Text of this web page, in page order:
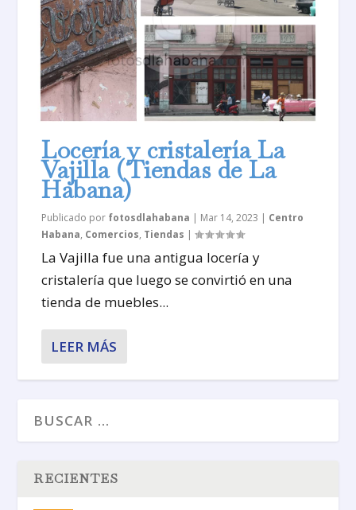
Locería y cristalería La
Vajilla (Tiendas de La
Habana)
Publicado por fotosdlahabana | Mar 14, 2023 | Centro
Habana, Comercios, Tiendas |
La Vajilla fue una antigua locería y
cristalería que luego se convirtió en una
tienda de muebles...
LEER MÁS
RECIENTES